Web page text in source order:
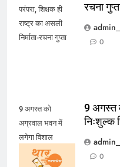
परंपरा, शिक्षक ही
राष्ट्र का असली
निर्माता-रचना गुप्ता
रचना
0
9 अगस्त को
अग्रवाल भवन में
लगेगा विशाल
निःशुल्क चिकित्सा
9 अगस्त
निःशुल्क
0